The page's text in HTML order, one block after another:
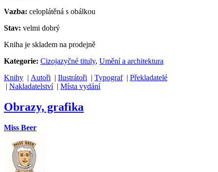
Vazba: celoplátěná s obálkou
Stav: velmi dobrý
Kniha je skladem na prodejně
Kategorie: Cizojazyčné tituly, Umění a architektura
Knihy | Autoři | Ilustrátoři | Typograf| Překladatelé
| Nakladatelství| Místa vydání
Obrazy, grafika
Miss Beer